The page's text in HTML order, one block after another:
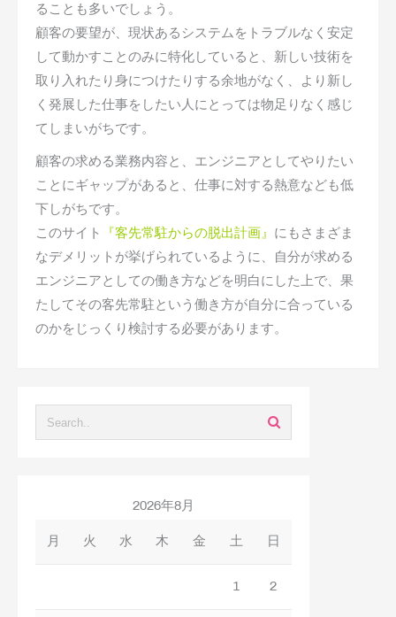
ることも多いでしょう。
顧客の要望が、現状あるシステムをトラブルなく安定
して動かすことのみに特化していると、新しい技術を
取り入れたり身につけたりする余地がなく、より新し
く発展した仕事をしたい人にとっては物足りなく感じ
てしまいがちです。
顧客の求める業務内容と、エンジニアとしてやりたい
ことにギャップがあると、仕事に対する熱意なども低
下しがちです。
このサイト
『 客先常駐からの脱出計画 』 にもさまざま
なデメリットが挙げられているように、自分が求める
エンジニアとしての働き方などを明白にした上で、果
たしてその客先常駐という働き方が自分に合っている
のかをじっくり検討する必要があります。
2026年8月
月 火 水 木 金 土 日
1 2